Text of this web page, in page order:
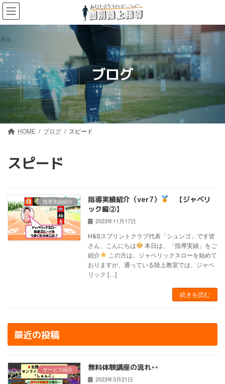
コ
ン
テ
ン
ツ
へ
ス
ッ
ナ
ビ
ゲ
ー
シ
ョ
ン
移
ブログ
HOME ブログ スピード
スピード
指導実績紹介 指導実績紹介（ver7）
【ジャベリ
ック編②】
2023年11月17日
H&Sスプリントクラブ代表「シュンゴ」です皆
さん、こんにちは
本日は、「指導実績」をご
紹介
この方は、ジャベリックスローを始めて
おりますが、通っている陸上教室では、ジャベ
リック […]
続きを読む
最近の投稿
サービス紹介 無料体験講座の流れ
2023年3月21日